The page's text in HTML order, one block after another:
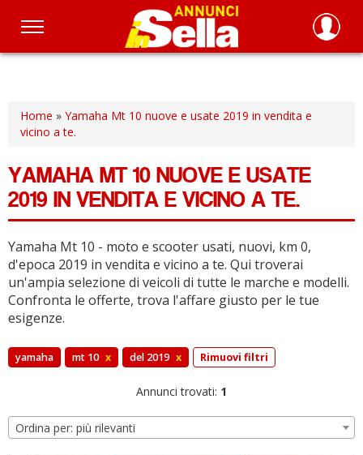
Salta
principale
Home » Yamaha Mt 10 nuove e usate 2019 in vendita e
vicino a te.
YAMAHA MT 10 NUOVE E USATE
2019 IN VENDITA E VICINO A TE.
Yamaha Mt 10 - moto e scooter usati, nuovi, km 0,
d'epoca 2019 in vendita e vicino a te. Qui troverai
un'ampia selezione di veicoli di tutte le marche e modelli.
Confronta le offerte, trova l'affare giusto per le tue
esigenze.
yamaha mt 10 x del 2019 x Rimuovi filtri
Annunci trovati: 1
Ordina per: più rilevanti